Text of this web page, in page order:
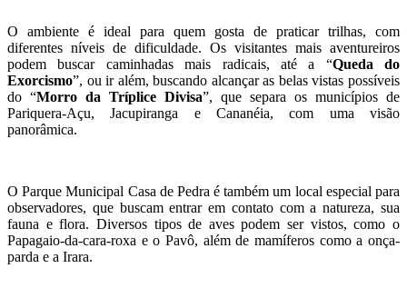
O ambiente é ideal para quem gosta de praticar trilhas, com
diferentes níveis de dificuldade. Os visitantes mais aventureiros
podem buscar caminhadas mais radicais, até a “Queda do
Exorcismo”, ou ir além, buscando alcançar as belas vistas possíveis
do “Morro da Tríplice Divisa”, que separa os municípios de
Pariquera-Açu, Jacupiranga e Cananéia, com uma visão
panorâmica.
O Parque Municipal Casa de Pedra é também um local especial para
observadores, que buscam entrar em contato com a natureza, sua
fauna e flora. Diversos tipos de aves podem ser vistos, como o
Papagaio-da-cara-roxa e o Pavô, além de mamíferos como a onça-
parda e a Irara.